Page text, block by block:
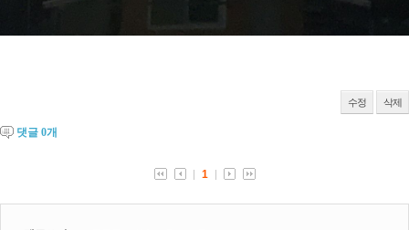
수정 삭제
댓글 0개